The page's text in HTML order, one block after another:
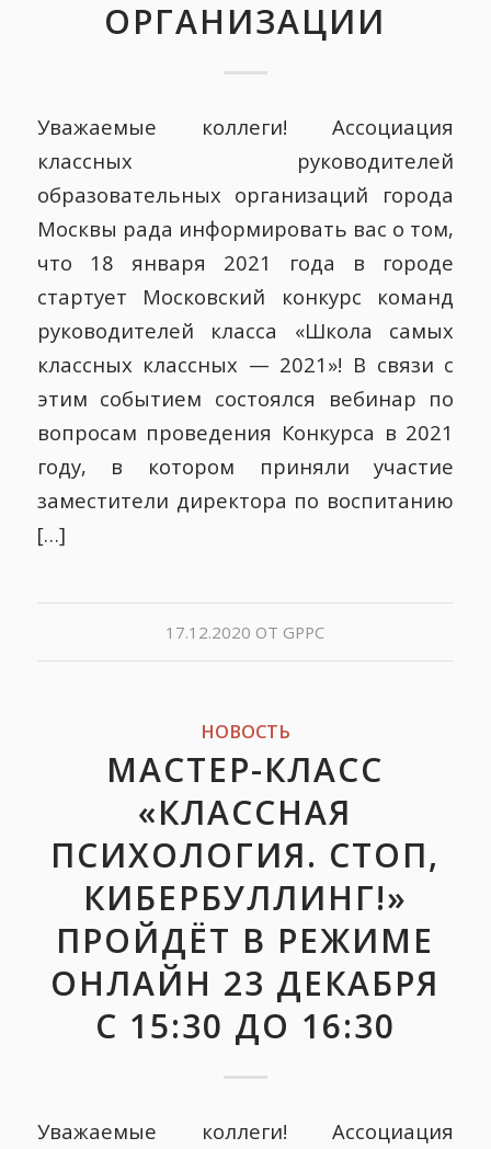
ОРГАНИЗАЦИИ
Уважаемые коллеги! Ассоциация
классных руководителей
образовательных организаций города
Москвы рада информировать вас о том,
что 18 января 2021 года в городе
стартует Московский конкурс команд
руководителей класса «Школа самых
классных классных — 2021»! В связи с
этим событием состоялся вебинар по
вопросам проведения Конкурса в 2021
году, в котором приняли участие
заместители директора по воспитанию
[…]
17.12.2020 ОТ GPPC
НОВОСТЬ
МАСТЕР-КЛАСС
«КЛАССНАЯ
ПСИХОЛОГИЯ. СТОП,
КИБЕРБУЛЛИНГ!»
ПРОЙДЁТ В РЕЖИМЕ
ОНЛАЙН 23 ДЕКАБРЯ
С 15:30 ДО 16:30
Уважаемые коллеги! Ассоциация